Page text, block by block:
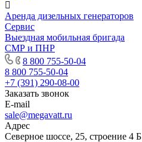
Аренда дизельных генераторов
Сервис
Выездная мобильная бригада
СМР и ПНР
8 800 755-50-04
8 800 755-50-04
+7 (391) 290-08-00
Заказать звонок
E-mail
sale@megavatt.ru
Адрес
Северное шоссе, 25, строение 4 Б